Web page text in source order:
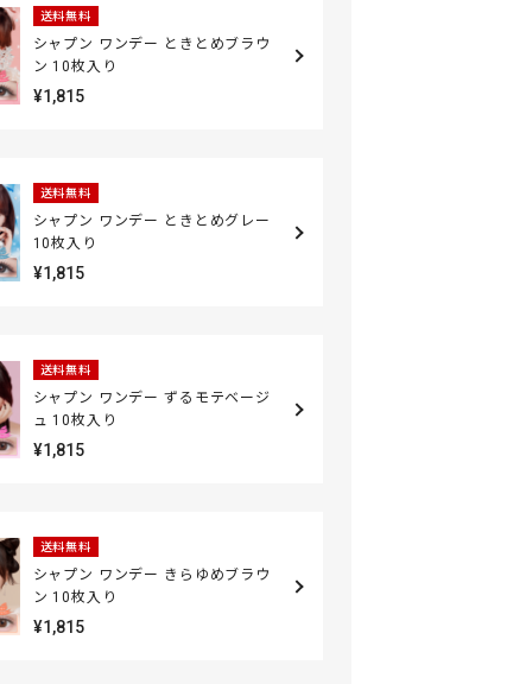
送料無料
シャプン ワンデー ときとめブラウ
ン 10枚入り
¥1,815
送料無料
シャプン ワンデー ときとめグレー
10枚入り
¥1,815
送料無料
シャプン ワンデー ずるモテベージ
ュ 10枚入り
¥1,815
送料無料
シャプン ワンデー きらゆめブラウ
ン 10枚入り
¥1,815